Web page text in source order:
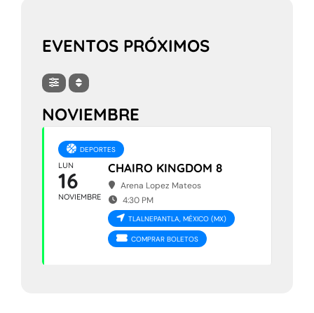
EVENTOS PRÓXIMOS
NOVIEMBRE
DEPORTES
LUN
16
NOVIEMBRE
CHAIRO KINGDOM 8
Arena Lopez Mateos
4:30 PM
TLALNEPANTLA, MÉXICO (MX)
COMPRAR BOLETOS